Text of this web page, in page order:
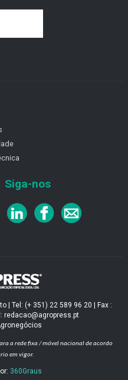
Siga-nos
| Tel: (+ 351) 22 589 96 20 | Fax :
redacao@agropress.pt
a rede fixa / móvel nacional de acordo
em vigor.
360Graus